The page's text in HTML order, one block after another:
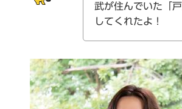
武が住んでいた「
してくれたよ！